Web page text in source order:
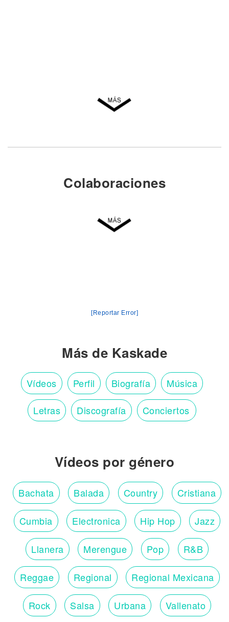
Colaboraciones
[Reportar Error]
Más de Kaskade
Vídeos Perfil Biografía Música
Letras Discografía Conciertos
Vídeos por género
Bachata Balada Country Cristiana
Cumbia Electronica Hip Hop Jazz
Llanera Merengue Pop R&B
Reggae Regional Regional Mexicana
Rock Salsa Urbana Vallenato